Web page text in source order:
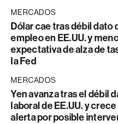
MERCADOS
Dólar cae tras débil dato
empleo en EE.UU. y
expectativa de alza de
la Fed
MERCADOS
Yen avanza tras el débil
laboral de EE.UU. y crece
alerta por posible